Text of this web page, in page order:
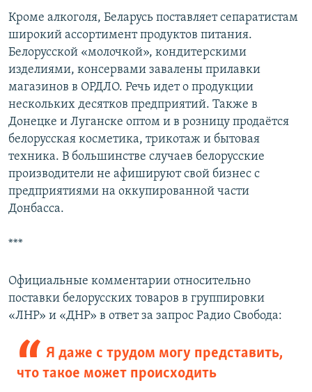
Кроме алкоголя, Беларусь поставляет сепаратистам
широкий ассортимент продуктов питания.
Белорусской «молочкой», кондитерскими
изделиями, консервами завалены прилавки
магазинов в ОРДЛО. Речь идет о продукции
нескольких десятков предприятий. Также в
Донецке и Луганске оптом и в розницу продаётся
белорусская косметика, трикотаж и бытовая
техника. В большинстве случаев белорусские
производители не афишируют свой бизнес с
предприятиями на оккупированной части
Донбасса.
***
Официальные комментарии относительно
поставки белорусских товаров в группировки
«ЛНР» и «ДНР» в ответ за запрос Радио Свобода:
Я даже с трудом могу представить,
что такое может происходить